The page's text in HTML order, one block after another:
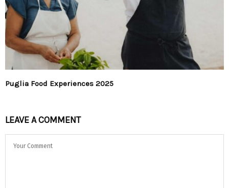
Puglia Food Experiences 2025
LEAVE A COMMENT